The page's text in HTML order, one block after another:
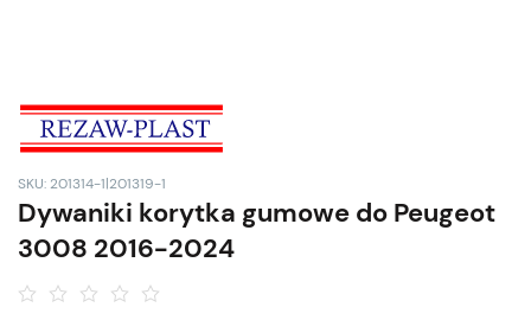
SKU: 201314-1|201319-1
Dywaniki korytka gumowe do Peugeot
3008 2016-2024